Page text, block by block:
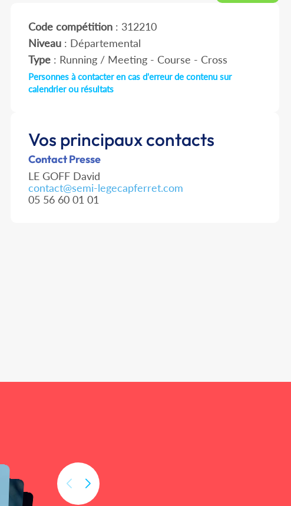
Code compétition: 312210
Niveau: Départemental
Type: Running / Meeting - Course - Cross
Personnes à contacter en cas d'erreur de contenu sur
calendrier ou résultats
Vos principaux contacts
Contact Presse
LE GOFF David
contact@semi-legecapferret.com
05 56 60 01 01